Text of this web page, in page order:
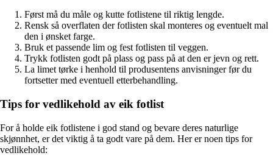
Først må du måle og kutte fotlistene til riktig lengde.
Rensk så overflaten der fotlisten skal monteres og eventuelt mal
den i ønsket farge.
Bruk et passende lim og fest fotlisten til veggen.
Trykk fotlisten godt på plass og pass på at den er jevn og rett.
La limet tørke i henhold til produsentens anvisninger før du
fortsetter med eventuell etterbehandling.
Tips for vedlikehold av eik fotlist
For å holde eik fotlistene i god stand og bevare deres naturlige
skjønnhet, er det viktig å ta godt vare på dem. Her er noen tips for
vedlikehold: